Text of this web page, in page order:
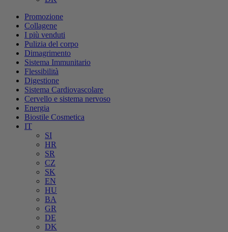
Promozione
Collagene
I più venduti
Pulizia del corpo
Dimagrimento
Sistema Immunitario
Flessibilità
Digestione
Sistema Cardiovascolare
Cervello e sistema nervoso
Energia
Biostile Cosmetica
IT
SI
HR
SR
CZ
SK
EN
HU
BA
GR
DE
DK